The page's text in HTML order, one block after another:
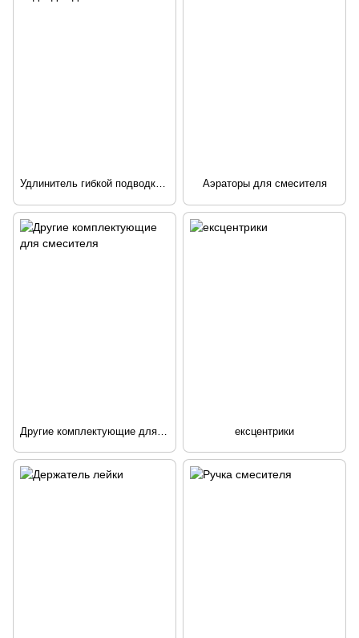
Удлинитель гибкой подводки для смесителя Аэраторы для смесителя
ексцентрики